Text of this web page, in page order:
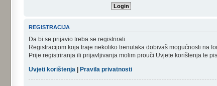
REGISTRACIJA
Da bi se prijavio treba se registrirati.
Registracijom koja traje nekoliko trenutaka dobivaš mogućnosti na
Prije registriranja ili prijavljivanja molim prouči Uvjete korištenja te
Uvjeti korištenja |Pravila privatnosti